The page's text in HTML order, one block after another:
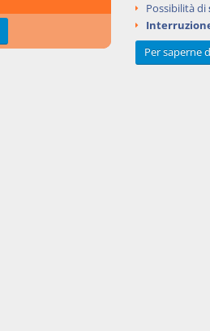
Possibilità di
Per saperne